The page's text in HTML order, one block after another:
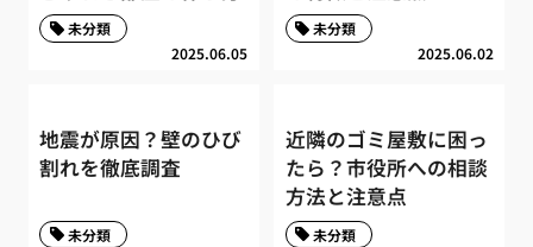
2025.06.05
未分類
2025.06.02
未分類
地震が原因？壁のひび
割れを徹底調査
未分類
近隣のゴミ屋敷に困っ
たら？市役所への相談
方法と注意点
未分類